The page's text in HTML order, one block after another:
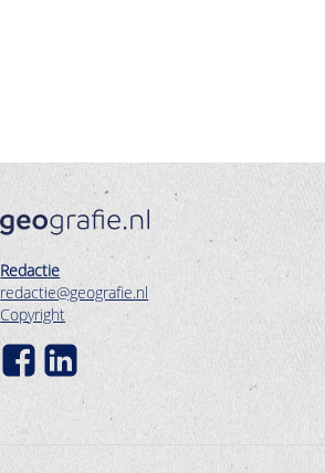
Redactie
redactie@geografie.nl
Copyright